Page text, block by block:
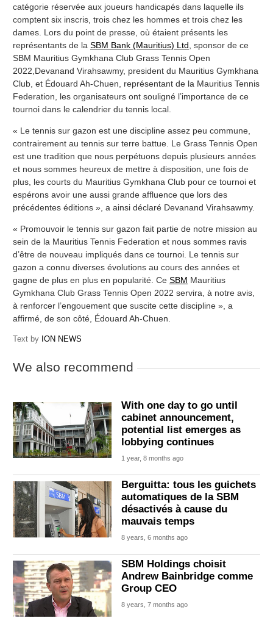
catégorie réservée aux joueurs handicapés dans laquelle ils
comptent six inscris, trois chez les hommes et trois chez les
dames. Lors du point de presse, où étaient présents les
représentants de la SBM Bank (Mauritius) Ltd , sponsor de ce
SBM Mauritius Gymkhana Club Grass Tennis Open
2022,Devanand Virahsawmy, president du Mauritius Gymkhana
Club, et Édouard Ah-Chuen, représentant de la Mauritius Tennis
Federation, les organisateurs ont souligné l’importance de ce
tournoi dans le calendrier du tennis local.
« Le tennis sur gazon est une discipline assez peu commune,
contrairement au tennis sur terre battue. Le Grass Tennis Open
est une tradition que nous perpétuons depuis plusieurs années
et nous sommes heureux de mettre à disposition, une fois de
plus, les courts du Mauritius Gymkhana Club pour ce tournoi et
espérons avoir une aussi grande affluence que lors des
précédentes éditions », a ainsi déclaré Devanand Virahsawmy.
« Promouvoir le tennis sur gazon fait partie de notre mission au
sein de la Mauritius Tennis Federation et nous sommes ravis
d’être de nouveau impliqués dans ce tournoi. Le tennis sur
gazon a connu diverses évolutions au cours des années et
gagne de plus en plus en popularité. Ce SBM Mauritius
Gymkhana Club Grass Tennis Open 2022 servira, à notre avis,
à renforcer l’engouement que suscite cette discipline », a
affirmé, de son côté, Édouard Ah-Chuen.
Text by ION NEWS
We also recommend
With one day to go until
cabinet announcement,
potential list emerges as
lobbying continues
1 year, 8 months ago
Berguitta: tous les guichets
automatiques de la SBM
désactivés à cause du
mauvais temps
8 years, 6 months ago
SBM Holdings choisit
Andrew Bainbridge comme
Group CEO
8 years, 7 months ago